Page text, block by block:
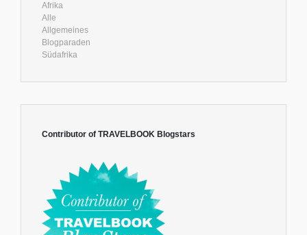
Afrika
Alle
Allgemeines
Blogparaden
Südafrika
Contributor of TRAVELBOOK Blogstars